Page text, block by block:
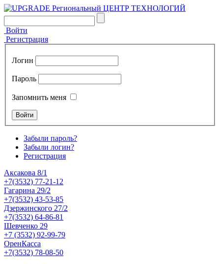
Войти
Регистрация
Логин
Пароль
Запомнить меня
Забыли пароль?
Забыли логин?
Регистрация
Аксакова 8/1
+7(3532) 77-21-12
Гагарина 29/2
+7(3532) 43-53-85
Дзержинского 27/2
+7(3532) 64-86-81
Шевченко 29
+7 (3532) 92-99-79
ОренКасса
+7(3532) 78-08-50